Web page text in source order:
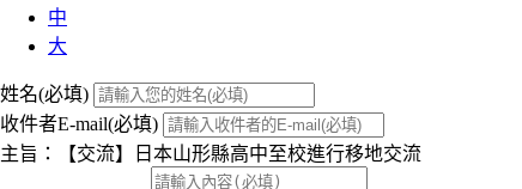
中
大
姓名(必填)
收件者E-mail(必填)
主旨：【交流】日本山形縣高中至校進行移地交流